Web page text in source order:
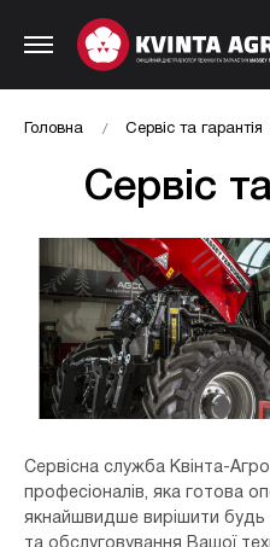
Головна Сервіс та гарантія
Сервіс
Сервісна служба Квінта-
професіоналів, яка готова
якнайшвидше вирішити